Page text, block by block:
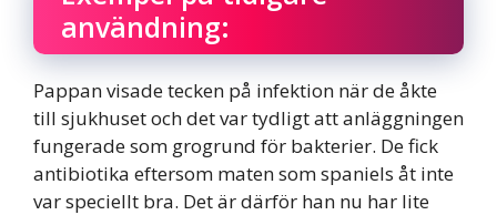
användning:
Pappan visade tecken på infektion när de åkte
till sjukhuset och det var tydligt att anläggningen
fungerade som grogrund för bakterier. De fick
antibiotika eftersom maten som spaniels åt inte
var speciellt bra. Det är därför han nu har lite